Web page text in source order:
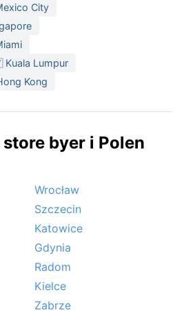
City
Lumpur
Kong
byer i Polen
Wrocław
Szczecin
Katowice
Gdynia
Radom
Kielce
Zabrze